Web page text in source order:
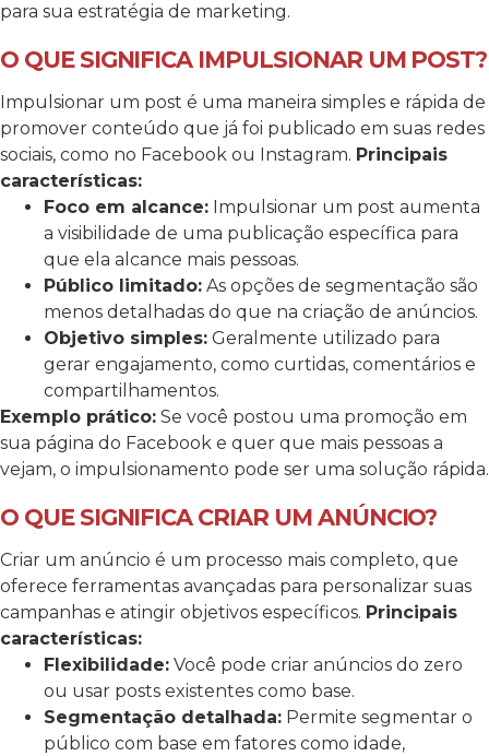
para sua estratégia de marketing.
O QUE SIGNIFICA IMPULSIONAR UM POST?
Impulsionar um post é uma maneira simples e rápida de
promover conteúdo que já foi publicado em suas redes
sociais, como no Facebook ou Instagram. Principais
características:
Foco em alcance: Impulsionar um post aumenta
a visibilidade de uma publicação específica para
que ela alcance mais pessoas.
Público limitado: As opções de segmentação são
menos detalhadas do que na criação de anúncios.
Objetivo simples: Geralmente utilizado para
gerar engajamento, como curtidas, comentários e
compartilhamentos.
Exemplo prático: Se você postou uma promoção em
sua página do Facebook e quer que mais pessoas a
vejam, o impulsionamento pode ser uma solução rápida.
O QUE SIGNIFICA CRIAR UM ANÚNCIO?
Criar um anúncio é um processo mais completo, que
oferece ferramentas avançadas para personalizar suas
campanhas e atingir objetivos específicos. Principais
características:
Flexibilidade: Você pode criar anúncios do zero
ou usar posts existentes como base.
Segmentação detalhada: Permite segmentar o
público com base em fatores como idade,